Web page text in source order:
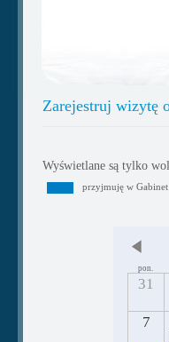
Zarejestruj wizytę
Wyświetlane są tylko
przyjmuję w
pon.
31
7